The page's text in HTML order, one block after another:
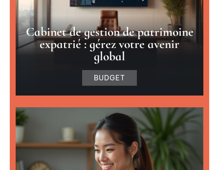
Cabinet de gestion de patrimoine
expatrié : gérez votre avenir
global
BUDGET